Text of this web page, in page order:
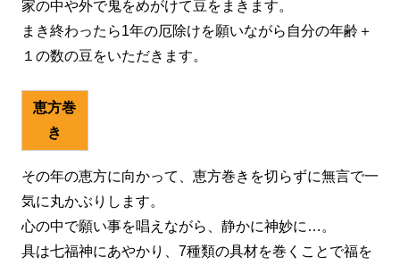
家の中や外で鬼をめがけて豆をまきます。
まき終わったら1年の厄除けを願いながら自分の年齢＋
１の数の豆をいただきます。
恵方巻
き
その年の恵方に向かって、恵方巻きを切らずに無言で一
気に丸かぶりします。
心の中で願い事を唱えながら、静かに神妙に…。
具は七福神にあやかり、7種類の具材を巻くことで福を